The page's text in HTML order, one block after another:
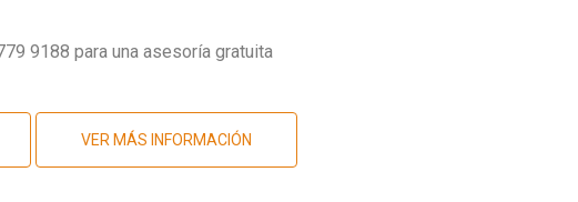
9188 para una asesoría gratuita
VER MÁS INFORMACIÓN